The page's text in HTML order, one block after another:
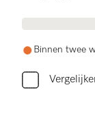
Binnen twee